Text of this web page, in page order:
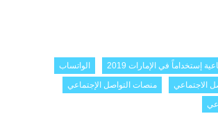
إستخداماً في الإمارات 2019
الواتساب
الاجتماعي
منصات التواصل الإجتماعي